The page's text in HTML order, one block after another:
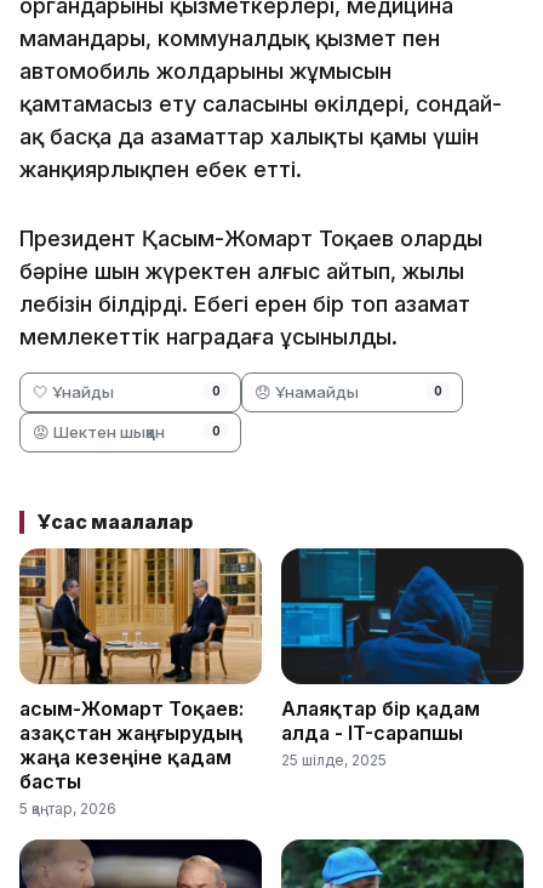
органдарының қызметкерлері, медицина
мамандары, коммуналдық қызмет пен
автомобиль жолдарының жұмысын
қамтамасыз ету саласының өкілдері, сондай-
ақ басқа да азаматтар халықтың қамы үшін
жанқиярлықпен еңбек етті.
Президент Қасым-Жомарт Тоқаев олардың
бәріне шын жүректен алғыс айтып, жылы
лебізін білдірді. Еңбегі ерен бір топ азамат
мемлекеттік наградаға ұсынылды.
🤍 Ұнайды 0 😞 Ұнамайды 0
😡 Шектен шыққан 0
Ұқсас мақалалар
Қасым-Жомарт Тоқаев:
Қазақстан жаңғырудың
жаңа кезеңіне қадам
басты
5 қаңтар, 2026
Алаяқтар бір қадам
алда - IT-сарапшы
25 шілде, 2025